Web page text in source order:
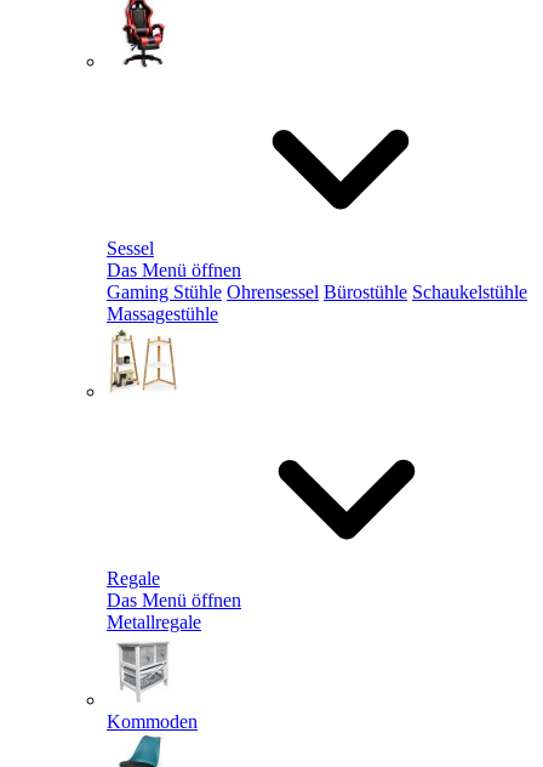
Sessel
Das Menü öffnen
Gaming Stühle Ohrensessel Bürostühle Schaukelstühle
Massagestühle
Regale
Das Menü öffnen
Metallregale
Kommoden